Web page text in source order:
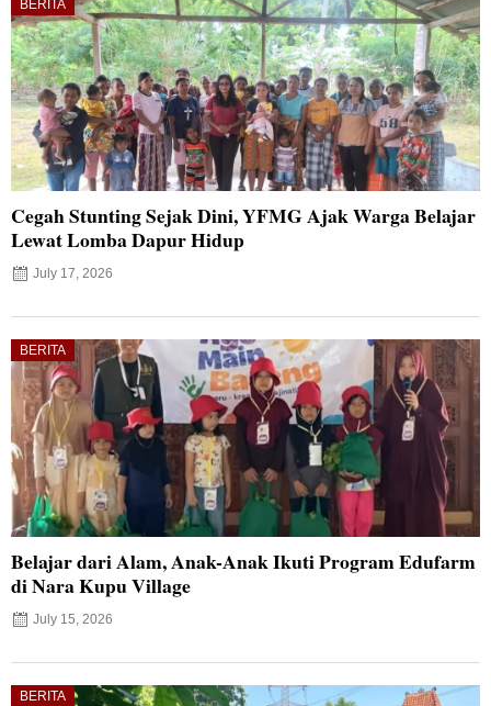
BERITA
Cegah Stunting Sejak Dini, YFMG Ajak Warga Belajar
Lewat Lomba Dapur Hidup
July 17, 2026
BERITA
Belajar dari Alam, Anak-Anak Ikuti Program Edufarm
di Nara Kupu Village
July 15, 2026
BERITA